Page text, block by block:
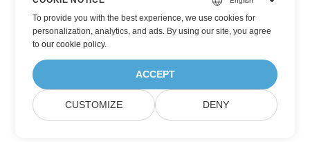
To provide you with the best experience, we use cookies for
personalization, analytics, and ads. By using our site, you agree
toour cookie policy.
ACCEPT
CUSTOMIZE DENY